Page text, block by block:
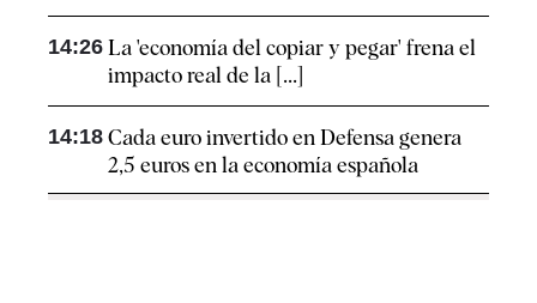
14:26 La 'economía del copiar y pegar' frena el
impacto real de la [...]
14:18 Cada euro invertido en Defensa genera
2,5 euros en la economía española